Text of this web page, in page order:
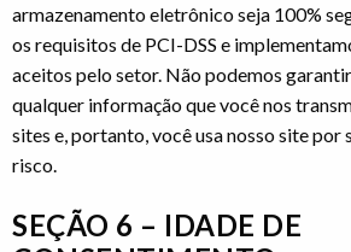
armazenamento eletrônico seja 100%
os requisitos de PCI-DSS e
aceitos pelo setor. Não podemos
qualquer informação que você nos
sites e, portanto, você usa nosso site por
risco.
SEÇÃO 6 – IDADE DE